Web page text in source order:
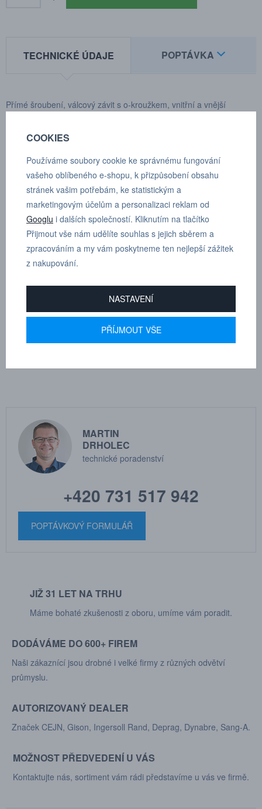
TECHNICKÉ ÚDAJE POPTÁVKA
Přímé šroubení, válcový závit s o-kroužkem, vnitřní a vnější
Hmotnost:27 g
Materiál tělesa: poniklovaná mosaz / PA 66
Materiál uvolňovacího kroužku:PA 66
Materiál těsnění:NBR
Přidržovací kroužky:nerezová ocel
Rozsah teplot:-20 až +80°C
Provozní tlak:-0,95 až 20 bar
Média:stlačený vzduch s obsahem oleje a bez obsahu oleje,
neutrální plyny, voda (max. 60°C)
MARTIN
DRHOLEC
technické poradenství
+420 731 517 942
POPTÁVKOVÝ FORMULÁŘ
JIŽ 31 LET NA TRHU
Máme bohaté zkušenosti z oboru, umíme vám poradit.
DODÁVÁME DO 600+ FIREM
Naši zákaznící jsou drobné i velké firmy z různých odvětví
průmyslu.
AUTORIZOVANÝ DEALER
Značek CEJN, Gison, Ingersoll Rand, Deprag, Dynabre, Sang-A.
MOŽNOST PŘEDVEDENÍ U VÁS
Kontaktujte nás, sortiment vám rádi představíme u vás ve firmě.
COOKIES
Používáme soubory cookie ke správnému fungování
vašeho oblíbeného e-shopu, k přizpůsobení obsahu
stránek vašim potřebám, ke statistickým a
marketingovým účelům a personalizaci reklam od
Googlu i dalších společností. Kliknutím na tlačítko
Přijmout vše nám udělíte souhlas s jejich sběrem a
zpracováním a my vám poskytneme ten nejlepší zážitek
z nakupování.
NASTAVENÍ
PŘÍJMOUT VŠE